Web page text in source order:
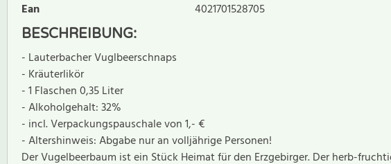
Ean
4021701528705
BESCHREIBUNG:
- Lauterbacher Vuglbeerschnaps
- Kräuterlikör
- 1 Flaschen 0,35 Liter
- Alkoholgehalt: 32%
- incl. Verpackungspauschale von 1,- €
- Altershinweis: Abgabe nur an volljährige Personen!
Der Vugelbeerbaum ist ein Stück Heimat für den Erzgebirger. Der herb-